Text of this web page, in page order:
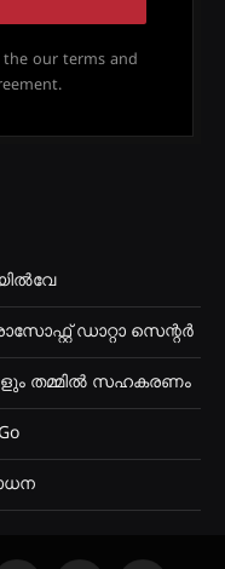
the our terms and
ഡാറ്റാ സെന്റർ
തമ്മിൽ സഹകരണം